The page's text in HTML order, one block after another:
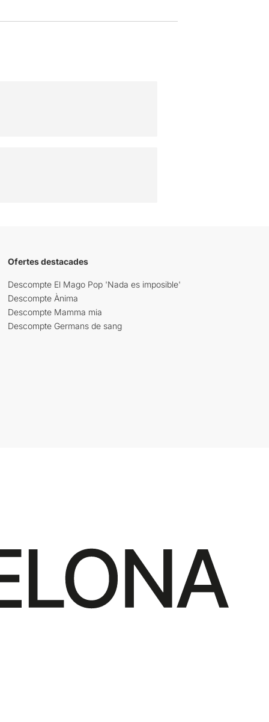
Ofertes destacades
Descompte El Mago Pop 'Nada es imposible'
Descompte Ànima
Descompte Mamma mia
Descompte Germans de sang